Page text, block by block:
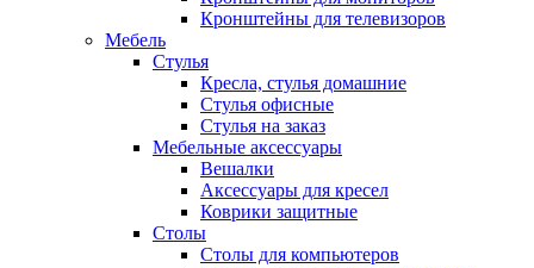
Кронштейны для телевизоров
Мебель
Стулья
Кресла, стулья домашние
Стулья офисные
Стулья на заказ
Мебельные аксессуары
Вешалки
Аксессуары для кресел
Коврики защитные
Столы
Столы для компьютеров